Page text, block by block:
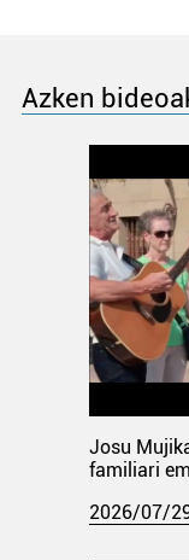
Azken
Josu
familiari
2026/07/